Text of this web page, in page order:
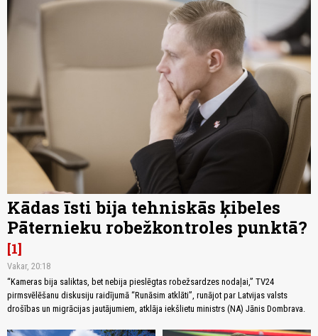
Kādas īsti bija tehniskās ķibeles
Pāternieku robežkontroles punktā?
1
Vakar, 20:18
“Kameras bija saliktas, bet nebija pieslēgtas robežsardzes nodaļai,” TV24
pirmsvēlēšanu diskusiju raidījumā “Runāsim atklāti”, runājot par Latvijas valsts
drošības un migrācijas jautājumiem, atklāja iekšlietu ministrs (NA) Jānis Dombrava.